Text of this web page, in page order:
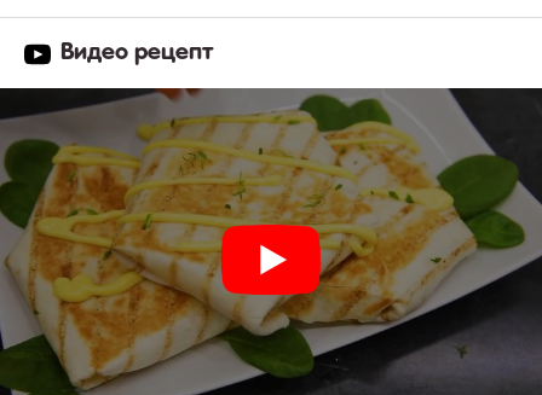
Видео рецепт